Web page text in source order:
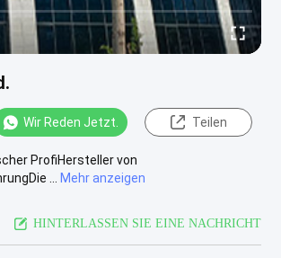
Wir Reden Jetzt. Teilen
ProfiHersteller von
...
Mehr anzeigen
HINTERLASSEN SIE EINE NACHRICHT